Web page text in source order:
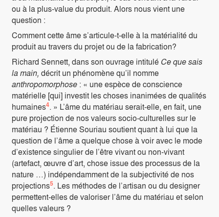
ou à la plus-value du produit. Alors nous vient une
question :
Comment cette âme s’articule-t-elle à la matérialité du
produit au travers du projet ou de la fabrication?
Richard Sennett, dans son ouvrage intitulé Ce que sais
la main, décrit un phénomène qu’il nomme
anthropomorphose : « une espèce de conscience
matérielle [qui] investit les choses inanimées de qualités
humaines4. » L’âme du matériau serait-elle, en fait, une
pure projection de nos valeurs socio-culturelles sur le
matériau ? Étienne Souriau soutient quant à lui que la
question de l’âme a quelque chose à voir avec le mode
d’existence singulier de l’être vivant ou non-vivant
(artefact, œuvre d’art, chose issue des processus de la
nature …) indépendamment de la subjectivité de nos
projections5. Les méthodes de l’artisan ou du designer
permettent-elles de valoriser l’âme du matériau et selon
quelles valeurs ?